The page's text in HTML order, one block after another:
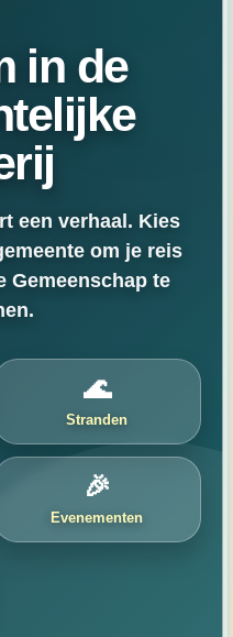
in de
een verhaal. Kies
om je reis
Gemeenschap te
🌊
Stranden
🎉
Evenementen